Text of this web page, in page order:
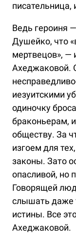
писательница,
Ведь героиня
Душейко, что
мертвецов», —
Ахеджаковой.
иезуитскими
одиночку
браконьерам,
обществу. За
изгоем для
законы. Зато
опасливой, но
Говорящей
слышать даже
истины. Все
Ахеджаковой.